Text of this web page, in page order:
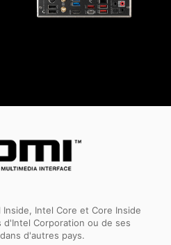
Intel Core et Core Inside
Corporation ou de ses
d'autres pays.